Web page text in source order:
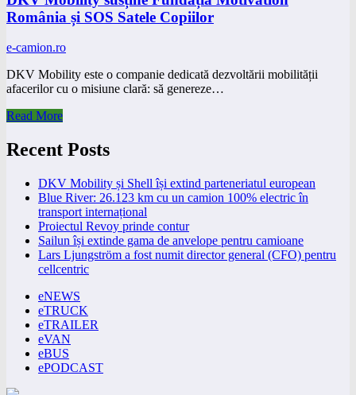
România și SOS Satele Copiilor
e-camion.ro
DKV Mobility este o companie dedicată dezvoltării mobilității
afacerilor cu o misiune clară: să genereze…
Read More
Recent Posts
DKV Mobility și Shell își extind parteneriatul european
Blue River: 26.123 km cu un camion 100% electric în
transport internațional
Proiectul Revoy prinde contur
Sailun își extinde gama de anvelope pentru camioane
Lars Ljungström a fost numit director general (CFO) pentru
cellcentric
eNEWS
eTRUCK
eTRAILER
eVAN
eBUS
ePODCAST